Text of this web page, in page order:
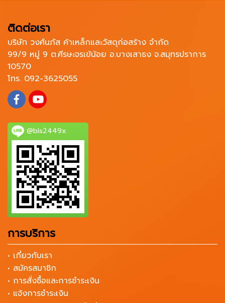
ติดต่อเรา
บริษัท วงศ์นภัส ค้าเหล็กและวัสดุก่อสร้าง จำกัด
99/9 หมู่ 9 ต.ศีรษะจรเข้น้อย อ.บางเสาธง จ.สมุทรปราการ
10570
โทร. 092-3625055
@bls2449x
การบริการ
• เกี่ยวกับเรา
• สมัครสมาชิก
• การสั่งซื้อและการชำระเงิน
• แจ้งการชำระเงิน